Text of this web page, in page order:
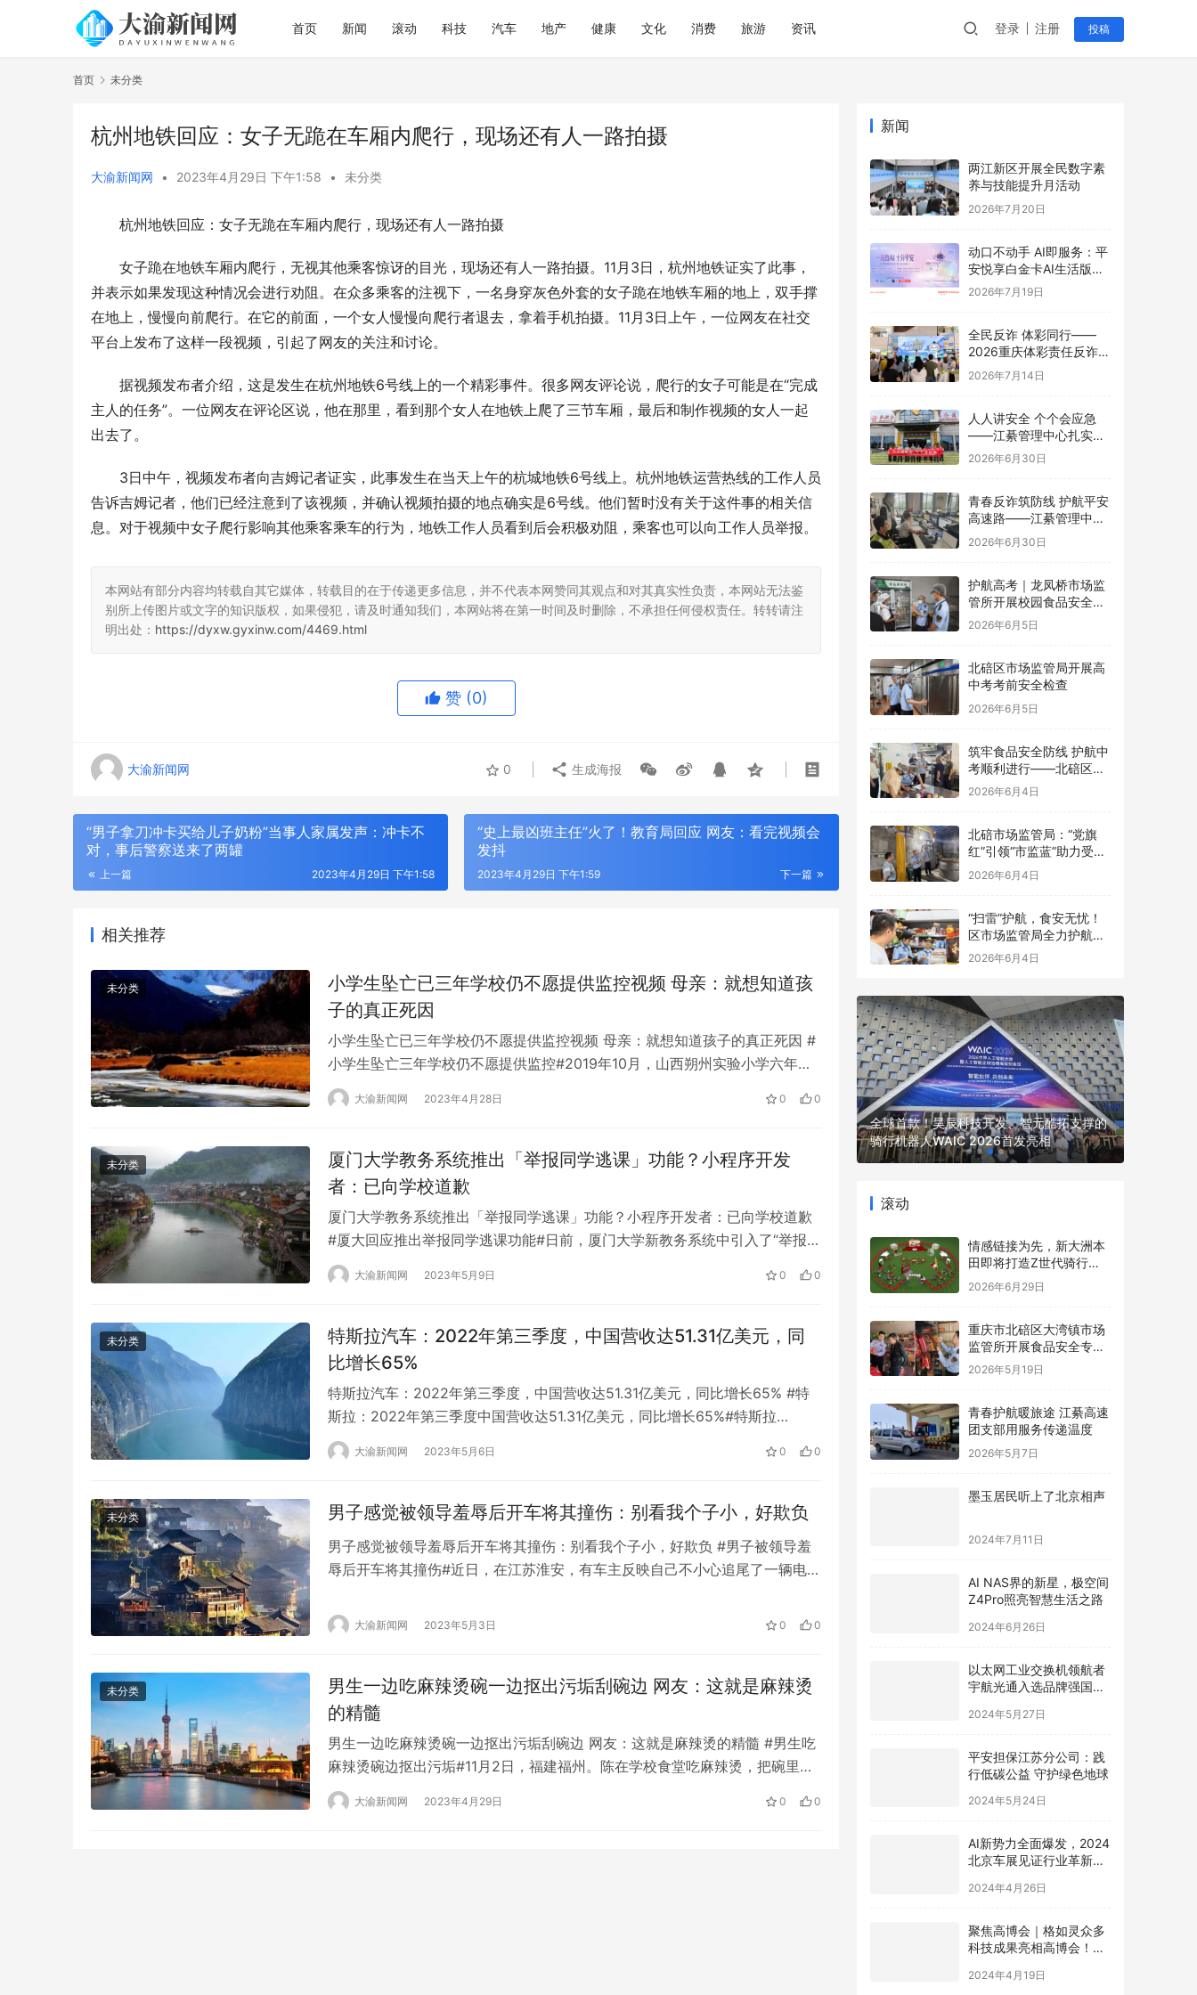
首页 新闻 滚动 科技 汽车 地产 健康 文化 消费 旅游 资讯 登录 注册 投稿
首页 未分类
杭州地铁回应：女子无跪在车厢内爬行，现场还有人一路拍摄
大渝新闻网 • 2023年4月29日 下午1:58 • 未分类
杭州地铁回应：女子无跪在车厢内爬行，现场还有人一路拍摄
女子跪在地铁车厢内爬行，无视其他乘客惊讶的目光，现场还有人一路拍摄。11月3日，杭州地铁证实了此事，
并表示如果发现这种情况会进行劝阻。在众多乘客的注视下，一名身穿灰色外套的女子跪在地铁车厢的地上，双手撑
在地上，慢慢向前爬行。在它的前面，一个女人慢慢向爬行者退去，拿着手机拍摄。11月3日上午，一位网友在社交
平台上发布了这样一段视频，引起了网友的关注和讨论。
据视频发布者介绍，这是发生在杭州地铁6号线上的一个精彩事件。很多网友评论说，爬行的女子可能是在“完成
主人的任务”。一位网友在评论区说，他在那里，看到那个女人在地铁上爬了三节车厢，最后和制作视频的女人一起
出去了。
3日中午，视频发布者向吉姆记者证实，此事发生在当天上午的杭城地铁6号线上。杭州地铁运营热线的工作人员
告诉吉姆记者，他们已经注意到了该视频，并确认视频拍摄的地点确实是6号线。他们暂时没有关于这件事的相关信
息。对于视频中女子爬行影响其他乘客乘车的行为，地铁工作人员看到后会积极劝阻，乘客也可以向工作人员举报。
本网站有部分内容均转载自其它媒体，转载目的在于传递更多信息，并不代表本网赞同其观点和对其真实性负责，本网站无法鉴
别所上传图片或文字的知识版权，如果侵犯，请及时通知我们，本网站将在第一时间及时删除，不承担任何侵权责任。转转请注
明出处： https://dyxw.gyxinw.com/4469.html
赞 (0)
大渝新闻网 0 生成海报
“男子拿刀冲卡买给儿子奶粉”当事人家属发声：冲卡不
对，事后警察送来了两罐
上一篇 2023年4月29日 下午1:58
“史上最凶班主任”火了！教育局回应 网友：看完视频会
发抖
下一篇
2023年4月29日 下午1:59
相关推荐
未分类
小学生坠亡已三年学校仍不愿提供监控视频 母亲：就想知道孩
子的真正死因
小学生坠亡已三年学校仍不愿提供监控视频 母亲：就想知道孩子的真正死因 #
小学生坠亡三年学校仍不愿提供监控#2019年10月，山西朔州实验小学六年级
学生胡宗杰从四楼教室坠楼，送医后死亡。因为学校不愿意提供监控视频，胡
宗杰的家长@胡宗杰5至今不知道孩子坠楼的具体原因。因为事发后学校第一时
杰坠楼…
大渝新闻网 2023年4月28日 0 0
未分类
厦门大学教务系统推出「举报同学逃课」功能？小程序开发
者：已向学校道歉
厦门大学教务系统推出「举报同学逃课」功能？小程序开发者：已向学校道歉
#厦大回应推出举报同学逃课功能#日前，厦门大学新教务系统中引入了“举报学
生签到”功能，引起广泛关注。对此，厦门大学教务处对媒体回应称，此事并非
学校行为，教务系统委托公司私自在系统中添加该功能。 5月8日晚，该系统的
错，已向校…
大渝新闻网 2023年5月9日 0 0
未分类
特斯拉汽车：2022年第三季度，中国营收达51.31亿美元，同
比增长65%
特斯拉汽车：2022年第三季度，中国营收达51.31亿美元，同比增长65% #特
斯拉：2022年第三季度中国营收达51.31亿美元，同比增长65%#特斯拉
(203.6，-10.84，-5.06%)10月24日发布第三季度报告。2022年第三季度总
收入同比增长56%至214.54亿美元，其中中国市场收入同比增长64.8%至51.31
大渝新闻网 2023年5月6日 0 0
未分类 男子感觉被领导羞辱后开车将其撞伤：别看我个子小，好欺负
男子感觉被领导羞辱后开车将其撞伤：别看我个子小，好欺负 #男子被领导羞
辱后开车将其撞伤#近日，在江苏淮安，有车主反映自己不小心追尾了一辆电动
同事，之前有过矛盾。 民警调取监控发现，事发前徐某曾将车停在路边，伺机
大渝新闻网 2023年5月3日 0 0
未分类
男生一边吃麻辣烫碗一边抠出污垢刮碗边 网友：这就是麻辣烫
的精髓
男生一边吃麻辣烫碗一边抠出污垢刮碗边 网友：这就是麻辣烫的精髓 #男生吃
麻辣烫碗边抠出污垢#11月2日，福建福州。陈在学校食堂吃麻辣烫，把碗里的
脏东西刮掉。同学陈说，当时他把麻辣烫都吃完了，看到碗里黑乎乎的，就用
勺子刮了一下。他没想到会刮到白痕，然后掏出一大块。 看到刮掉一层污垢，
大渝新闻网 2023年4月29日 0 0
新闻
两江新区开展全民数字素
养与技能提升月活动
2026年7月20日
动口不动手 AI即服务：平
安悦享白金卡AI生活版升
级用卡新体验
2026年7月19日
全民反诈 体彩同行——
2026重庆体彩责任反诈宣
传活动首站圆满举行
2026年7月14日
人人讲安全 个个会应急
——江綦管理中心扎实开
展2026年“安全生产月”系
列活动
2026年6月30日
青春反诈筑防线 护航平安
高速路——江綦管理中心
团支部开展反诈宣传活动
2026年6月30日
护航高考｜龙凤桥市场监
管所开展校园食品安全专
项检查
2026年6月5日
北碚区市场监管局开展高
中考考前安全检查
2026年6月5日
筑牢食品安全防线 护航中
考顺利进行——北碚区茨
竹镇开展华蓥中学中考考
点食品安全考前检查
2026年6月4日
北碚市场监管局：“党旗
红”引领“市监蓝”助力受灾
食品生产经营主体复工复
2026年6月4日
“扫雷”护航，食安无忧！
区市场监管局全力护航中
高考
2026年6月4日
全球首款！昊辰科技开发、智元酷拓支撑的
骑行机器人WAIC 2026首发亮相
滚动
情感链接为先，新大洲本
田即将打造Z世代骑行内
容新标杆
2026年6月29日
重庆市北碚区大湾镇市场
监管所开展食品安全专项
检查
2026年5月19日
青春护航暖旅途 江綦高速
团支部用服务传递温度
2026年5月7日
墨玉居民听上了北京相声
2024年7月11日
AI NAS界的新星，极空间
Z4Pro照亮智慧生活之路
2024年6月26日
以太网工业交换机领航者
宇航光通入选品牌强国先
行工程“国货之光计划”
2024年5月27日
平安担保江苏分公司：践
行低碳公益 守护绿色地球
2024年5月24日
AI新势力全面爆发，2024
北京车展见证行业革新，
极空间AI NAS成为领跑者
2024年4月26日
聚焦高博会｜格如灵众多
科技成果亮相高博会！助
力高等教育提质增效
2024年4月19日